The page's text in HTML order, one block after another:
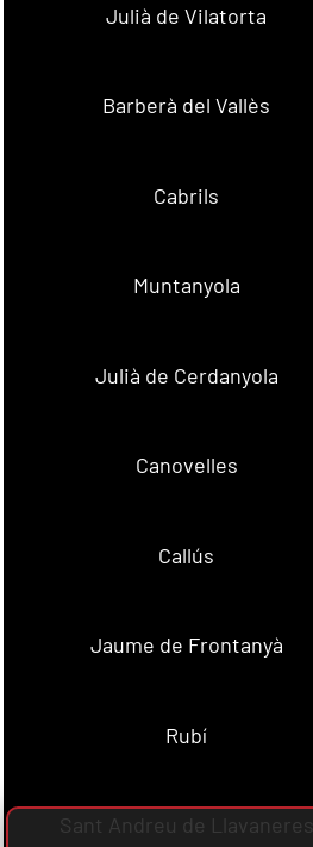
Julià de Vilatorta
Barberà del Vallès
Cabrils
Muntanyola
Julià de Cerdanyola
Canovelles
Callús
Jaume de Frontanyà
Rubí
Sant Andreu de Llavaneres